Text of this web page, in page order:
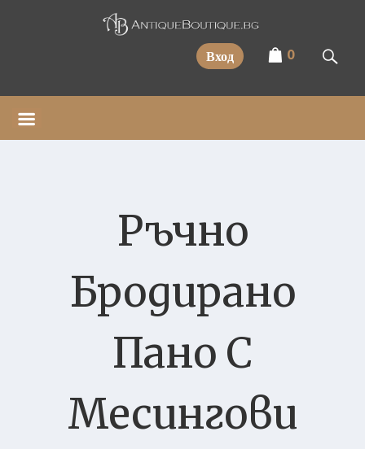
Вход 0
Ръчно
Бродирано
Пано С
Месингови